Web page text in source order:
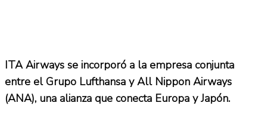
ITA Airways se incorporó a la empresa conjunta
entre el Grupo Lufthansa y All Nippon Airways
(ANA), una alianza que conecta Europa y Japón.